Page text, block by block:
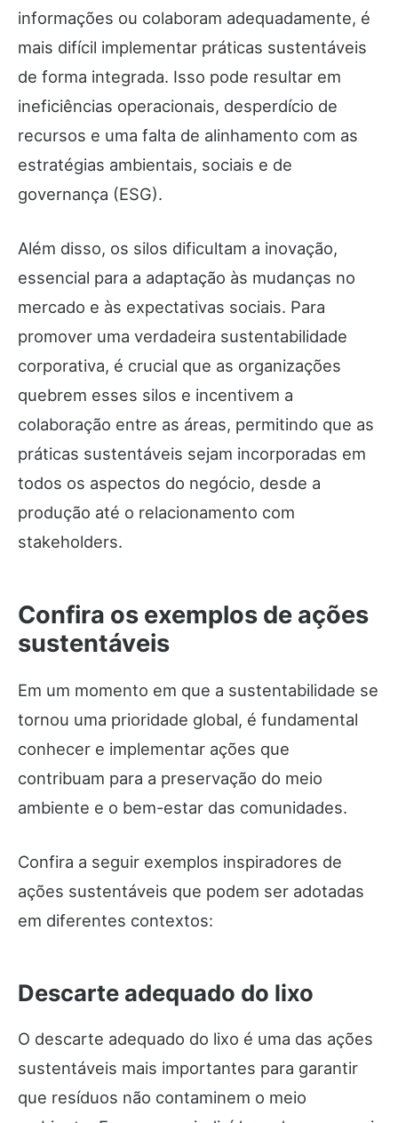
informações ou colaboram adequadamente, é
mais difícil implementar práticas sustentáveis
de forma integrada. Isso pode resultar em
ineficiências operacionais, desperdício de
recursos e uma falta de alinhamento com as
estratégias ambientais, sociais e de
governança (ESG).
Além disso, os silos dificultam a inovação,
essencial para a adaptação às mudanças no
mercado e às expectativas sociais. Para
promover uma verdadeira sustentabilidade
corporativa, é crucial que as organizações
quebrem esses silos e incentivem a
colaboração entre as áreas, permitindo que as
práticas sustentáveis sejam incorporadas em
todos os aspectos do negócio, desde a
produção até o relacionamento com
stakeholders.
Confira os exemplos de ações
sustentáveis
Em um momento em que a sustentabilidade se
tornou uma prioridade global, é fundamental
conhecer e implementar ações que
contribuam para a preservação do meio
ambiente e o bem-estar das comunidades.
Confira a seguir exemplos inspiradores de
ações sustentáveis que podem ser adotadas
em diferentes contextos:
Descarte adequado do lixo
O descarte adequado do lixo é uma das ações
sustentáveis mais importantes para garantir
que resíduos não contaminem o meio